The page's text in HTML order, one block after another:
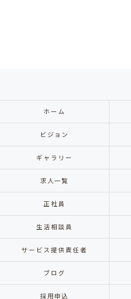
ホーム
ビジョン
ギャラリー
求人一覧
正社員
生活相談員
サービス提供責任者
ブログ
採用申込